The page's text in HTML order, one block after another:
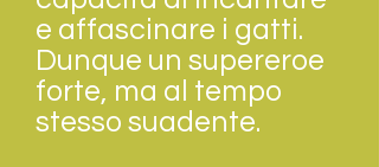
e affascinare i gatti.
Dunque un supereroe
forte, ma al tempo
stesso suadente.